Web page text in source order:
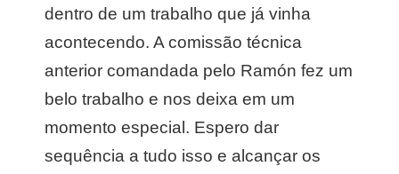
dentro de um trabalho que já vinha
acontecendo. A comissão técnica
anterior comandada pelo Ramón fez um
belo trabalho e nos deixa em um
momento especial. Espero dar
sequência a tudo isso e alcançar os